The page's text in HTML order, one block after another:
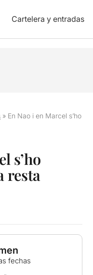
Cartelera y entradas
» En Nao i en Marcel s’ho
s’ho
resta
fechas